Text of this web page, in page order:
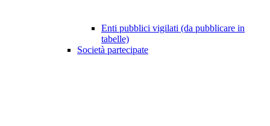
Enti pubblici vigilati (da pubblicare in
tabelle)
Società partecipate